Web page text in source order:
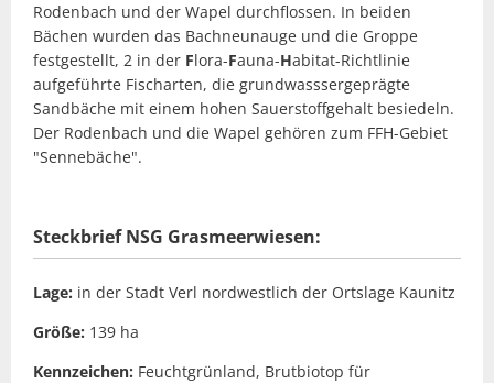
Rodenbach und der Wapel durchflossen. In beiden
Bächen wurden das Bachneunauge und die Groppe
festgestellt, 2 in der Flora-Fauna-Habitat-Richtlinie
aufgeführte Fischarten, die grundwasssergeprägte
Sandbäche mit einem hohen Sauerstoffgehalt besiedeln.
Der Rodenbach und die Wapel gehören zum FFH-Gebiet
"Sennebäche".
Steckbrief NSG Grasmeerwiesen:
Lage: in der Stadt Verl nordwestlich der Ortslage Kaunitz
Größe: 139 ha
Kennzeichen: Feuchtgrünland, Brutbiotop für